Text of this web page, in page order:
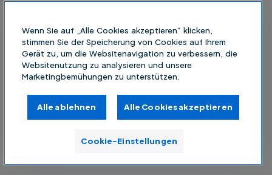
Wenn Sie auf „Alle Cookies akzeptieren“ klicken,
stimmen Sie der Speicherung von Cookies auf Ihrem
Gerät zu, um die Websitenavigation zu verbessern, die
Websitenutzung zu analysieren und unsere
Marketingbemühungen zu unterstützen.
Alle ablehnen Alle Cookies akzeptieren
Cookie-Einstellungen